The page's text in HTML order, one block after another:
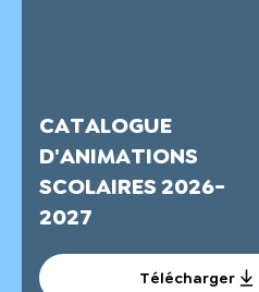
CATALOGUE
D'ANIMATIONS
SCOLAIRES 2026-
2027
Télécharger